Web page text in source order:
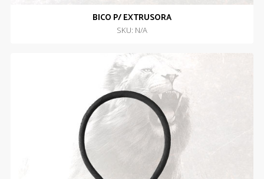
BICO P/ EXTRUSORA
SKU: N/A